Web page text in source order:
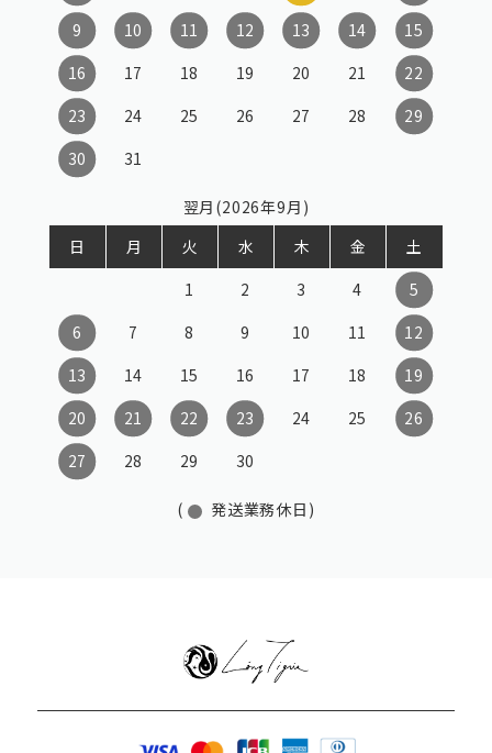
9
10 11 12 13 14
15
16
17 18 19 20 21
22
23
24 25 26 27 28
29
30
31
翌月(2026年9月)
日
月 火 水 木 金
土
1
2 3 4
5
6
7 8 9 10 11
12
13
14 15 16 17 18
19
20
21 22 23 24 25
26
27
28 29 30
( 発送業務休日)